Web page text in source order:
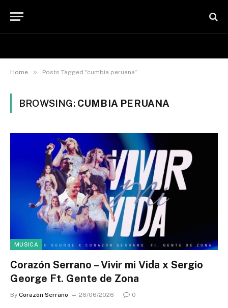
Home » Posts Tagged "cumbia peruana"
BROWSING: CUMBIA PERUANA
MUSICA
Corazón Serrano – Vivir mi Vida x Sergio
George Ft. Gente de Zona
By Corazón Serrano 26/06/2026 0